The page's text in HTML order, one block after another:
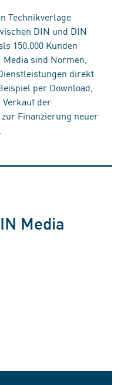
Technikverlage
DIN und DIN
150.000 Kunden
sind Normen,
direkt
per Download,
Verkauf der
Finanzierung neuer
Media